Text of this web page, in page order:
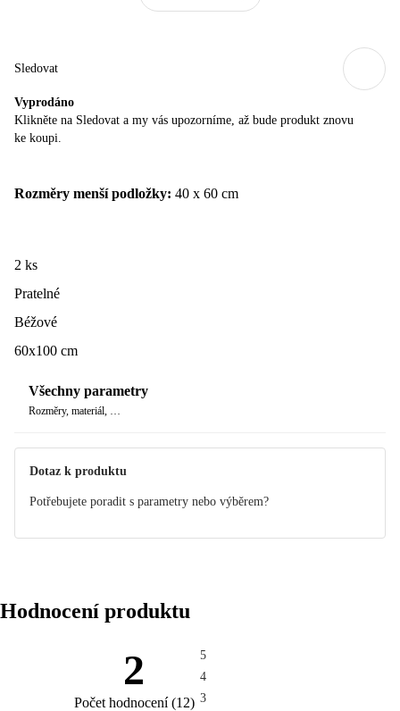
Sledovat
Vyprodáno
Klikněte na Sledovat a my vás upozorníme, až bude produkt znovu
ke koupi.
Rozměry menší podložky: 40 x 60 cm
2 ks
Pratelné
Béžové
60x100 cm
Všechny parametry
Rozměry, materiál, …
Dotaz k produktu
Potřebujete poradit s parametry nebo výběrem?
Hodnocení produktu
2
Počet hodnocení(12)
5
4
3